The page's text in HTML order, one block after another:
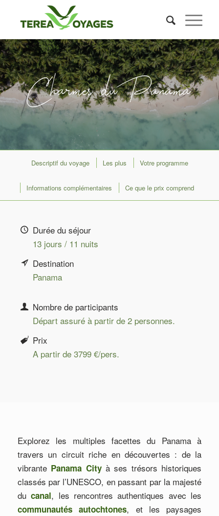
Charmes du Panama
Descriptif du voyage Les plus Votre programme
Informations complémentaires Ce que le prix comprend
Durée du séjour
13 jours / 11 nuits
Destination
Panama
Nombre de participants
Départ assuré à partir de 2 personnes.
Prix
A partir de 3799 €/pers.
Explorez les multiples facettes du Panama à
travers un circuit riche en découvertes : de la
vibrante Panama Cityà ses trésors historiques
classés par l’UNESCO, en passant par la majesté
ducanal, les rencontres authentiques avec les
communautés autochtones, et les paysages